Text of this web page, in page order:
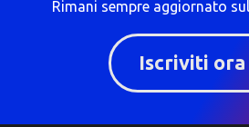
Rimani sempre aggiornato
Iscriviti ora